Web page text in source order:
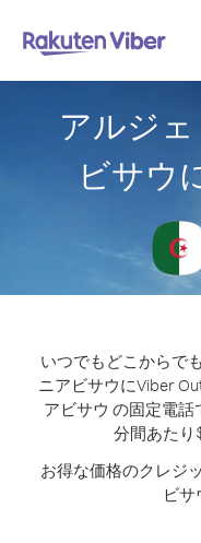
アルジ
ビサウ
いつでもどこからで
ニアビサウにViber
アビサウ の固定電話
分間あたり
お得な価格のクレジ
ビサ